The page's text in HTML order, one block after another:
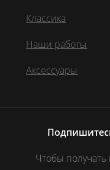
Классика
Наши работы
Аксессуары
Чтобы